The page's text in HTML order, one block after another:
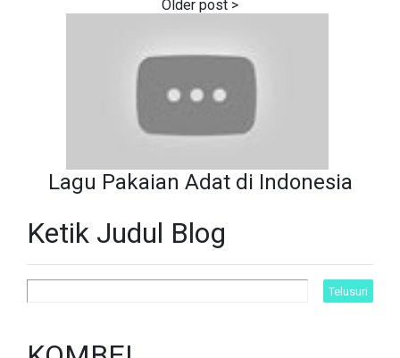
Lagu Pakaian Adat di Indonesia
Ketik Judul Blog